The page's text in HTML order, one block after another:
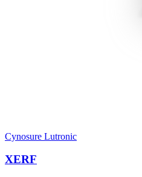
Cynosure Lutronic
XERF